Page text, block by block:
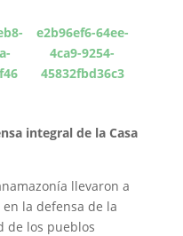
e2b96ef6-64ee-
4ca9-9254-
45832fbd36c3
integral de la Casa
llevaron a
en la defensa de la
de los pueblos